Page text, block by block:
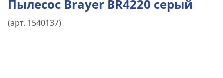
Пылесос Brayer BR4220 серый
(арт. 1540137)